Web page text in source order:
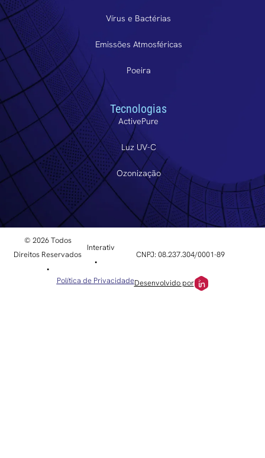
Vírus e Bactérias
Emissões Atmosféricas
Poeira
Tecnologias
ActivePure
Luz UV-C
Ozonização
© 2026 Todos
Direitos Reservados
•
Interativ
•
CNPJ: 08.237.304/0001-89
Política de PrivacidadeDesenvolvido por